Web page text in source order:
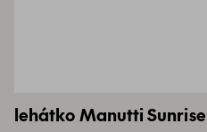
lehátko Manutti Sunrise